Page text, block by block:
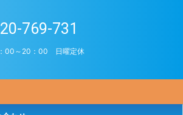
769-731
00～20：00 日曜定休